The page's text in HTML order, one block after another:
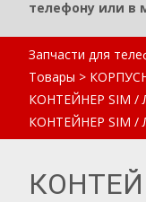
телефону или в
Запчасти для
Товары >
КОНТЕЙНЕР SIM /
КОНТЕЙНЕР SIM /